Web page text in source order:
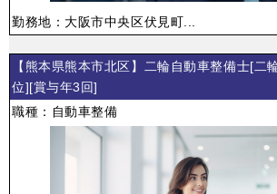
勤務地：大阪市中央区伏見町...
【熊本県熊本市北区】二輪自動車整備士[二
位][賞与年3回]
職種：自動車整備